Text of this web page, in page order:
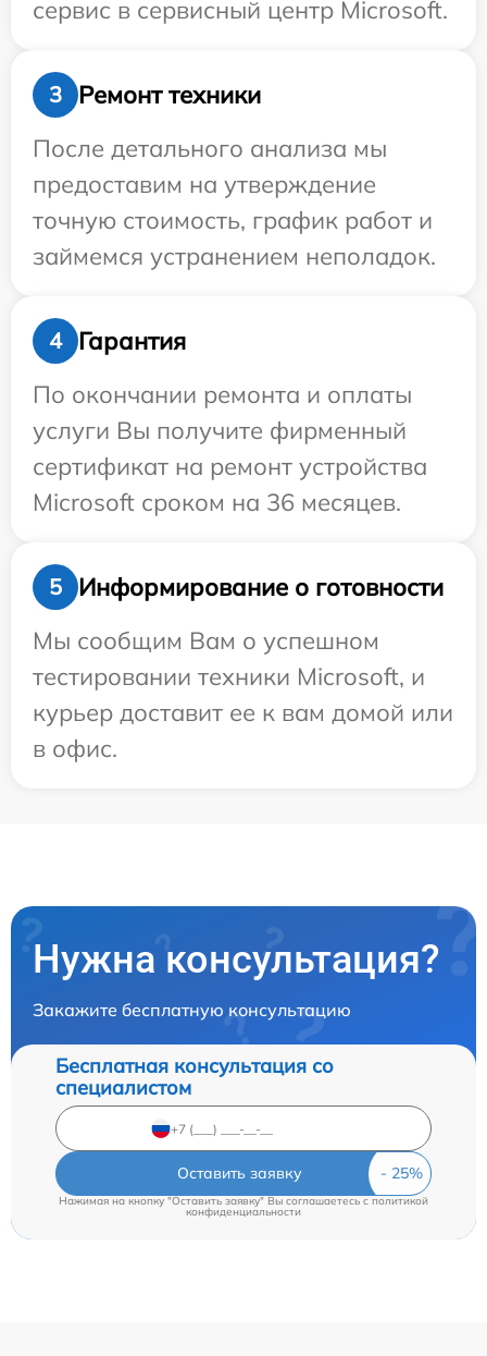
сервис в сервисный центр Microsoft.
3
Ремонт техники
После детального анализа мы
предоставим на утверждение
точную стоимость, график работ и
займемся устранением неполадок.
4
Гарантия
По окончании ремонта и оплаты
услуги Вы получите фирменный
сертификат на ремонт устройства
Microsoft сроком на 36 месяцев.
5
Информирование о готовности
Мы сообщим Вам о успешном
тестировании техники Microsoft, и
курьер доставит ее к вам домой или
в офис.
Нужна консультация?
Закажите бесплатную консультацию
Бесплатная консультация со
специалистом
Оставить заявку
Нажимая на кнопку "Оставить заявку" Вы соглашаетесь c политикой
конфиденциальности